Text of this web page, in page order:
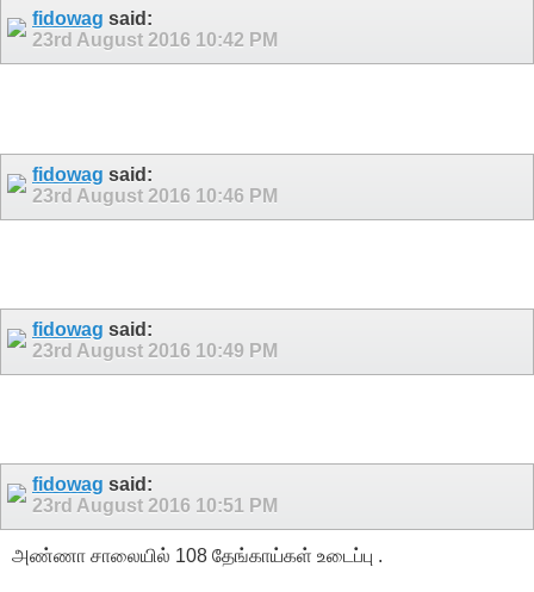
fidowag said:
23rd August 2016 10:42 PM
fidowag said:
23rd August 2016 10:46 PM
fidowag said:
23rd August 2016 10:49 PM
fidowag said:
23rd August 2016 10:51 PM
அண்ணா சாலையில் 108 தேங்காய்கள் உடைப்பு .